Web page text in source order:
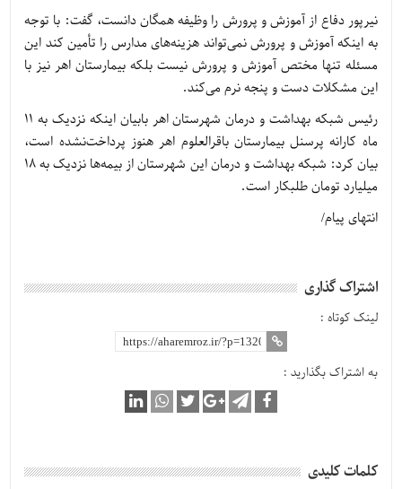
نیرپور دفاع از آموزش و پرورش را وظیفه همگان دانست، گفت: با توجه
به اینکه آموزش و پرورش نمی‌تواند هزینه‌های مدارس را تأمین کند این
مسئله تنها مختص آموزش و پرورش نیست بلکه بیمارستان اهر نیز با
این مشکلات دست و پنجه نرم می‌کند.
رئیس شبکه بهداشت و درمان شهرستان اهر بابیان اینکه نزدیک به 11
ماه کارانه پرسنل بیمارستان باقرالعلوم اهر هنوز پرداخت‌نشده است،
بیان کرد: شبکه بهداشت و درمان این شهرستان از بیمه‌ها نزدیک به 18
میلیارد تومان طلبکار است.
انتهای پیام/
اشتراک گذاری
لینک کوتاه :
به اشتراک بگذارید :
کلمات کلیدی